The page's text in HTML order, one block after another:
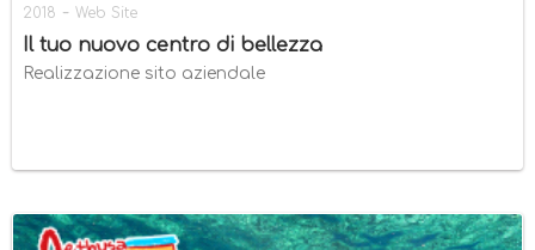
2018 - Web Site
Il tuo nuovo centro di bellezza
Realizzazione sito aziendale